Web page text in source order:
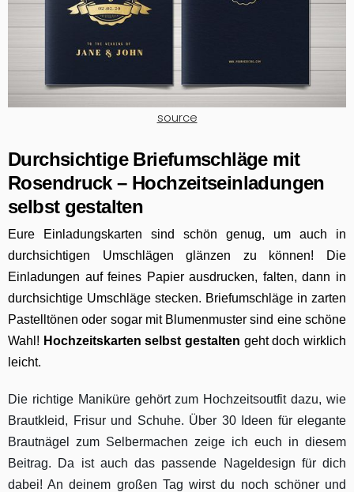
source
Durchsichtige Briefumschläge mit
Rosendruck – Hochzeitseinladungen
selbst gestalten
Eure Einladungskarten sind schön genug, um auch in
durchsichtigen Umschlägen glänzen zu können! Die
Einladungen auf feines Papier ausdrucken, falten, dann in
durchsichtige Umschläge stecken. Briefumschläge in zarten
Pastelltönen oder sogar mit Blumenmuster sind eine schöne
Wahl! Hochzeitskarten selbst gestalten geht doch wirklich
leicht.
Die richtige Maniküre gehört zum Hochzeitsoutfit dazu, wie
Brautkleid, Frisur und Schuhe. Über 30 Ideen für elegante
Brautnägel zum Selbermachen zeige ich euch in diesem
Beitrag. Da ist auch das passende Nageldesign für dich
dabei! An deinem großen Tag wirst du noch schöner und